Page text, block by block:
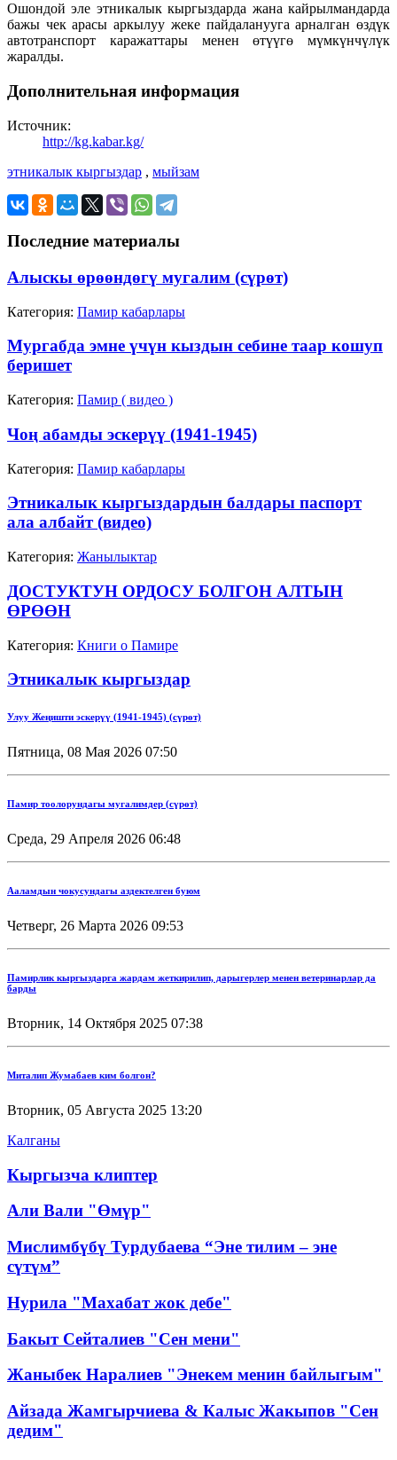
Ошондой эле этникалык кыргыздарда жана кайрылмандарда
бажы чек арасы аркылуу жеке пайдаланууга арналган өздүк
автотранспорт каражаттары менен өтүүгө мүмкүнчүлүк
жаралды.
Дополнительная информация
Источник:
http://kg.kabar.kg/
этникалык кыргыздар , мыйзам
Последние материалы
Алыскы өрөөндөгү мугалим (сүрөт)
Категория: Памир кабарлары
Мургабда эмне үчүн кыздын себине таар кошуп
беришет
Категория: Памир ( видео )
Чоң абамды эскерүү (1941-1945)
Категория: Памир кабарлары
Этникалык кыргыздардын балдары паспорт
ала албайт (видео)
Категория: Жанылыктар
ДОСТУКТУН ОРДОСУ БОЛГОН АЛТЫН
ӨРӨӨН
Категория: Книги о Памире
Этникалык кыргыздар
Улуу Жеңишти эскерүү (1941-1945) (сүрөт)
Пятница, 08 Мая 2026 07:50
Памир тоолорундагы мугалимдер (сүрөт)
Среда, 29 Апреля 2026 06:48
Ааламдын чокусундагы аздектелген буюм
Четверг, 26 Марта 2026 09:53
Памирлик кыргыздарга жардам жеткирилип, дарыгерлер менен ветеринарлар да
барды
Вторник, 14 Октября 2025 07:38
Миталип Жумабаев ким болгон?
Вторник, 05 Августа 2025 13:20
Калганы
Кыргызча клиптер
Али Вали "Өмүр"
Мислимбүбү Турдубаева “Эне тилим – эне
сүтүм”
Нурила "Махабат жок дебе"
Бакыт Сейталиев "Сен мени"
Жаныбек Наралиев "Энекем менин байлыгым"
Айзада Жамгырчиева & Калыс Жакыпов "Сен
дедим"